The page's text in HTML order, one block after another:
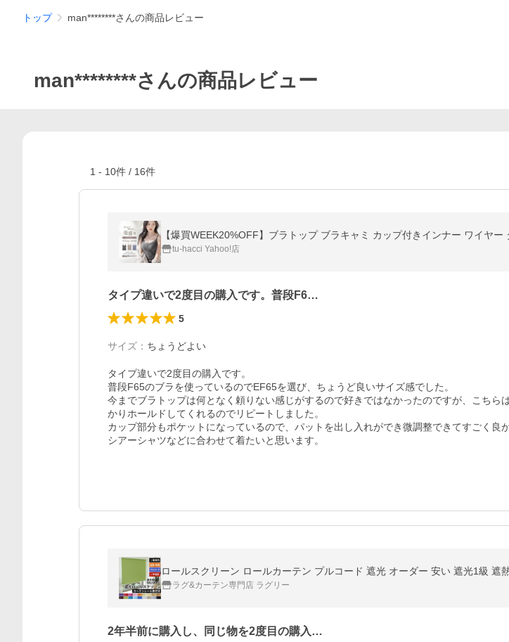
トップ man********さんの商品レビュー
man********さんの商品レビュー
1 - 10件 / 16件
【爆買WEEK20%OFF】ブラトップ ブラキャミ カップ付きインナー ワイヤ
tu-hacci Yahoo!店
タイプ違いで2度目の購入です。普段F6…
5
サイズ ： ちょうどよい
タイプ違いで2度目の購入です。
普段F65のブラを使っているのでEF65を選び、ちょうど良いサイズ感でした。
今までブラトップは何となく頼りない感じがするので好きではなかったのですが、こちら
かりホールドしてくれるのでリピートしました。
カップ部分もポケットになっているので、パットを出し入れができ微調整できてすごく良か
シアーシャツなどに合わせて着たいと思います。
ロールスクリーン ロールカーテン プルコード 遮光 オーダー 安い 遮光1級
ラグ&カーテン専門店 ラグリー
2年半前に購入し、同じ物を2度目の購入…